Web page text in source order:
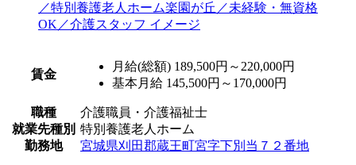
賃金
月給(総額) 189,500円～220,000円
基本月給 145,500円～170,000円
職種
介護職員・介護福祉士
就業先種別 特別養護老人ホーム
勤務地
宮城県刈田郡蔵王町宮字下別当７２番地